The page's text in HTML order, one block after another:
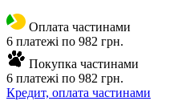
Оплата частинами
6 платежі по 982 грн.
Покупка частинами
6 платежі по 982 грн.
Кредит, оплата частинами